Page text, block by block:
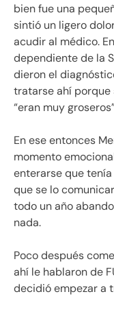
bien fue una
sintió un ligero
acudir al médico.
dependiente de la
dieron el
tratarse ahí porque
“eran muy
En ese entonces
momento
enterarse que
que se lo
todo un año
nada.
Poco después
ahí le hablaron de
decidió empezar a